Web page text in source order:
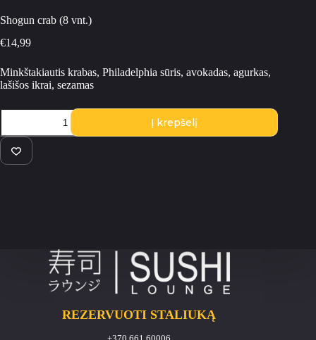
Shogun crab (8 vnt.)
€14,99
Minkštakiautis krabas, Philadelphia sūris, avokadas, agurkas,
lašišos ikrai, sezamas
produkto
Shogun
crab
(8
Į krepšelį
REZERVUOTI STALIUKĄ